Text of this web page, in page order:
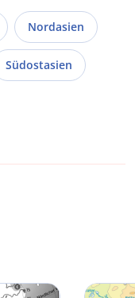
Nordasien
Südostasien